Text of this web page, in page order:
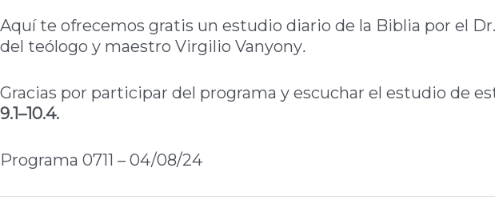
Aquí te ofrecemos gratis un estudio diario de la Biblia por el
del teólogo y maestro Virgilio Vanyony.
Gracias por participar del programa y escuchar el estudio de
9.1–10.4.
Programa 0711 – 04/08/24